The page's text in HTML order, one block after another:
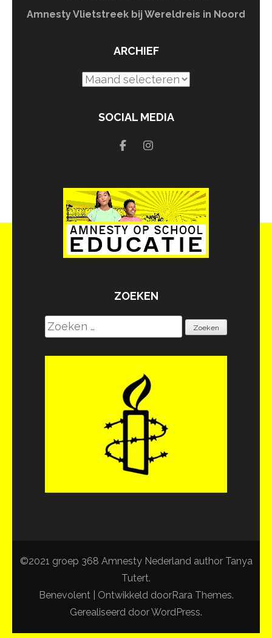
Amnesty Vlietstreek bij Wereldreis in Noord
ARCHIEF
Archief
SOCIAL MEDIA
ZOEKEN
Zoeken
naar:
©2021 groep 368 Amnesty Nederland author Tanya
Tutert.
Benevolent | Ontwikkeld doorRara Themes.
Gerealiseerd doorWordPress.